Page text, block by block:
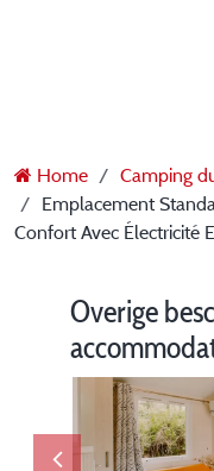
Home
Camping
Emplacement
Confort Avec Électricité
Overige